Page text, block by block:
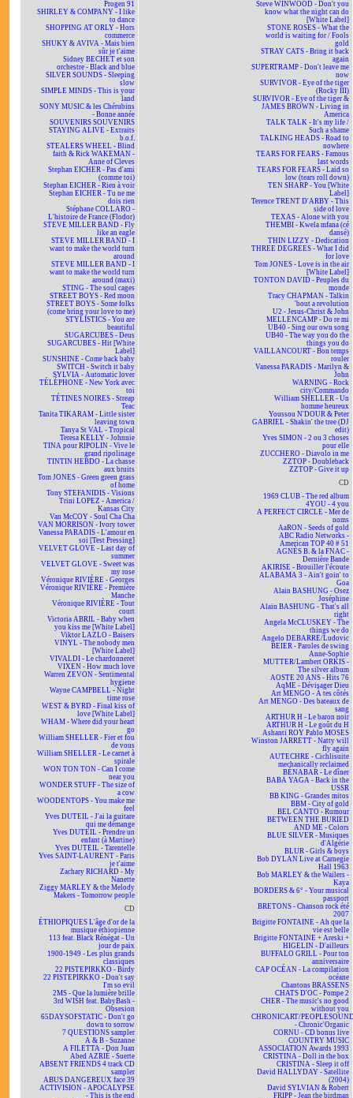
Progen 91
SHIRLEY & COMPANY - I like
to dance
SHOPPING AT ORLY - Hors
commerce
SHUKY & AVIVA - Mais bien
sûr je t'aime
Sidney BECHET et son
orchestre - Black and blue
SILVER SOUNDS - Sleeping
slow
SIMPLE MINDS - This is your
land
SONY MUSIC & les Chérubins
- Bonne année
SOUVENIRS SOUVENIRS
STAYING ALIVE - Extraits
b.o.f.
STEALERS WHEEL - Blind
faith & Rick WAKEMAN -
Anne of Cleves
Stephan EICHER - Pas d'ami
(comme toi)
Stephan EICHER - Rien à voir
Stephan EICHER - Tu ne me
dois rien
Stéphane COLLARO -
L'histoire de France (Flodor)
STEVE MILLER BAND - Fly
like an eagle
STEVE MILLER BAND - I
want to make the world turn
around
STEVE MILLER BAND - I
want to make the world turn
around (maxi)
STING - The soul cages
STREET BOYS - Red moon
STREET BOYS - Some folks
(come bring your love to me)
STYLISTICS - You are
beautiful
SUGARCUBES - Deus
SUGARCUBES - Hit [White
Label]
SUNSHINE - Come back baby
SWITCH - Switch it baby
SYLVIA - Automatic lover
TÉLÉPHONE - New York avec
toi
TÉTINES NOIRES - Streap
Teac
Tanita TIKARAM - Little sister
leaving town
Tanya St VAL - Tropical
Teresa KELLY - Johnnie
TINA pour RIPOLIN - Vive le
grand ripolinage
TINTIN HEBDO - La chasse
aux bruits
Tom JONES - Green green grass
of home
Tony STEFANIDIS - Visions
Trini LOPEZ - America /
Kansas City
Van McCOY - Soul Cha Cha
VAN MORRISON - Ivory tower
Vanessa PARADIS - L'amour en
soi [Test Pressing]
VELVET GLOVE - Last day of
summer
VELVET GLOVE - Sweet was
my rose
Véronique RIVIÈRE - Georges
Véronique RIVIÈRE - Première
Manche
Véronique RIVIÈRE - Tout
court
Victoria ABRIL - Baby when
you kiss me [White Label]
Viktor LAZLO - Baisers
VINYL - The nobody men
[White Label]
VIVALDI - Le chardonneret
VIXEN - How much love
Warren ZEVON - Sentimental
hygiene
Wayne CAMPBELL - Night
time rose
WEST & BYRD - Final kiss of
love [White Label]
WHAM - Where did your heart
go
William SHELLER - Fier et fou
de vous
William SHELLER - Le carnet à
spirale
WON TON TON - Can I come
near you
WONDER STUFF - The size of
a cow
WOODENTOPS - You make me
feel
Yves DUTEIL - J'ai la guitare
qui me démange
Yves DUTEIL - Prendre un
enfant (à Martine)
Yves DUTEIL - Tarentelle
Yves SAINT-LAURENT - Paris
je t'aime
Zachary RICHARD - My
Nanette
Ziggy MARLEY & the Melody
Makers - Tomorrow people
CD
ÉTHIOPIQUES L'âge d'or de la
musique éthiopienne
113 feat. Black Rénégat - Un
jour de paix
1900-1949 - Les plus grands
classiques
22 PISTEPIRKKO - Birdy
22 PISTEPIRKKO - Don't say
I'm so evil
2MS - Que la lumière brille
3rd WISH feat. BabyBash -
Obsesion
65DAYSOFSTATIC - Don't go
down to sorrow
7 QUESTIONS sampler
A & B - Suzanne
A FILETTA - Don Juan
Abed AZRIÉ - Suerte
ABSENT FRIENDS 4 track CD
sampler
ABUS DANGEREUX face 39
ACTIVISION - APOCALYPSE
- This is the end
Steve WINWOOD - Don't you
know what the night can do
[White Label]
STONE ROSES - What the
world is waiting for / Fools
gold
STRAY CATS - Bring it back
again
SUPERTRAMP - Don't leave me
now
SURVIVOR - Eye of the tiger
(Rocky III)
SURVIVOR - Eye of the tiger &
JAMES BROWN - Living in
America
TALK TALK - It's my life /
Such a shame
TALKING HEADS - Road to
nowhere
TEARS FOR FEARS - Famous
last words
TEARS FOR FEARS - Laid so
low (tears roll down)
TEN SHARP - You [White
Label]
Terence TRENT D'ARBY - This
side of love
TEXAS - Alone with you
THEMBI - Kwela mfana (cé
dansé)
THIN LIZZY - Dedication
THREE DEGREES - What I did
for love
Tom JONES - Love is in the air
[White Label]
TONTON DAVID - Peuples du
monde
Tracy CHAPMAN - Talkin
'bout a revolution
U2 - Jesus-Christ & John
MELLENCAMP - Do re mi
UB40 - Sing our own song
UB40 - The way you do the
things you do
VAILLANCOURT - Bon temps
rouler
Vanessa PARADIS - Marilyn &
John
WARNING - Rock
city/Commando
William SHELLER - Un
homme heureux
Youssou N'DOUR & Peter
GABRIEL - Shakin' the tree (DJ
edit)
Yves SIMON - 2 ou 3 choses
pour elle
ZUCCHERO - Diavolo in me
ZZTOP - Doubleback
ZZTOP - Give it up
CD
1969 CLUB - The red album
4YOU - 4 you
A PERFECT CIRCLE - Mer de
noms
AaRON - Seeds of gold
ABC Radio Networks -
American TOP 40 # 51
AGNÈS B. & la FNAC -
Dernière Bande
AKIRISE - Brouiller l'écoute
ALABAMA 3 - Ain't goin' to
Goa
Alain BASHUNG - Osez
Joséphine
Alain BASHUNG - That's all
right
Angela McCLUSKEY - The
things we do
Angelo DEBARRE/Ludovic
BEIER - Paroles de swing
Anne-Sophie
MUTTER/Lambert ORKIS -
The silver album
AOSTE 20 ANS - Hits 76
AqME - Dévisager Dieu
Art MENGO - À tes côtés
Art MENGO - Des bateaux de
sang
ARTHUR H - Le baron noir
ARTHUR H - Le goût du H
Ashanti ROY Pablo MOSES
Winston JARRETT - Natty will
fly again
AUTECHRE - Cichlisuite
mechanically reclaimed
BÉNABAR - Le dîner
BABA YAGA - Back in the
USSR
BB KING - Grandes mitos
BBM - City of gold
BEL CANTO - Rumour
BETWEEN THE BURIED
AND ME - Colors
BLUE SILVER - Musiques
d'Algérie
BLUR - Girls & boys
Bob DYLAN Live at Carnegie
Hall 1963
Bob MARLEY & the Wailers -
Kaya
BORDERS & 6° - Your musical
passport
BRETONS - Chanson rock été
2007
Brigitte FONTAINE - Ah que la
vie est belle
Brigitte FONTAINE + Areski +
HIGELIN - D'ailleurs
BUFFALO GRILL - Pour ton
anniversaire
CAP OCÉAN - La compilation
océane
Chantons BRASSENS
CHATS D'OC - Pompe 2
CHER - The music's no good
without you
CHRONICART/
- Chronic'Organic
CORNU - CD bonus live
COUNTRY MUSIC
ASSOCIATION Awards 1993
CRISTINA - Doll in the box
CRISTINA - Sleep it off
David HALLYDAY - Satellite
(2004)
David SYLVIAN & Robert
FRIPP - Jean the birdman